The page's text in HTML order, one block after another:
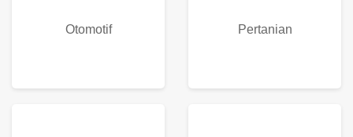
Otomotif Pertanian